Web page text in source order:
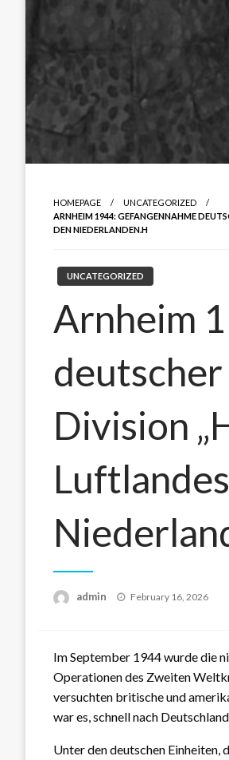
HOMEPAGE
UNCATEGORIZED
ARNHEIM 1944: GEFANGENNAHME
DEN NIEDERLANDEN.H
UNCATEGORIZED
Arnheim
deutscher
Division
admin
Posted
February 16, 2026
Im September 1944 wurde die
Operationen des Zweiten
versuchten britische und
war es, schnell nach
Unter den deutschen Einheiten,